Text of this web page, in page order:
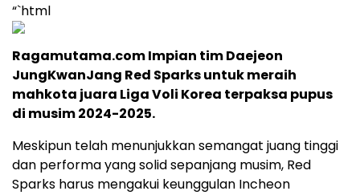
“`html
Ragamutama.com Impian tim Daejeon
JungKwanJang Red Sparks untuk meraih
mahkota juara Liga Voli Korea terpaksa pupus
di musim 2024-2025.
Meskipun telah menunjukkan semangat juang tinggi
dan performa yang solid sepanjang musim, Red
Sparks harus mengakui keunggulan Incheon